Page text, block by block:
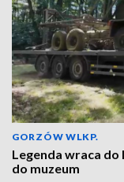
GORZÓW WLKP.
Legenda wraca
do muzeum